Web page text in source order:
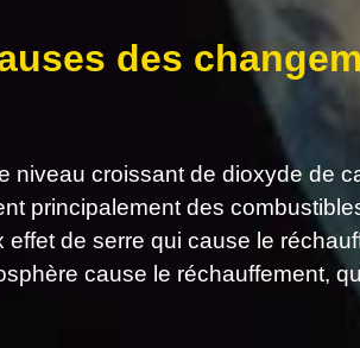
des
niveau croissant de dioxyde de
principalement des
effet de serre qui cause le
cause le réchauffement,